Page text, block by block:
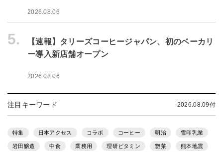
2026.08.06
5.
【速報】タリーズコーヒージャパン、初のベーカリ
ー導入新店舗オープン
2026.08.06
注目キーワード 2026.08.09付
特集 日本アクセス コラボ コーヒー 明治 雪印乳業
岩田醸造 中食 業務用 理研ビタミン 惣菜 熊本地震